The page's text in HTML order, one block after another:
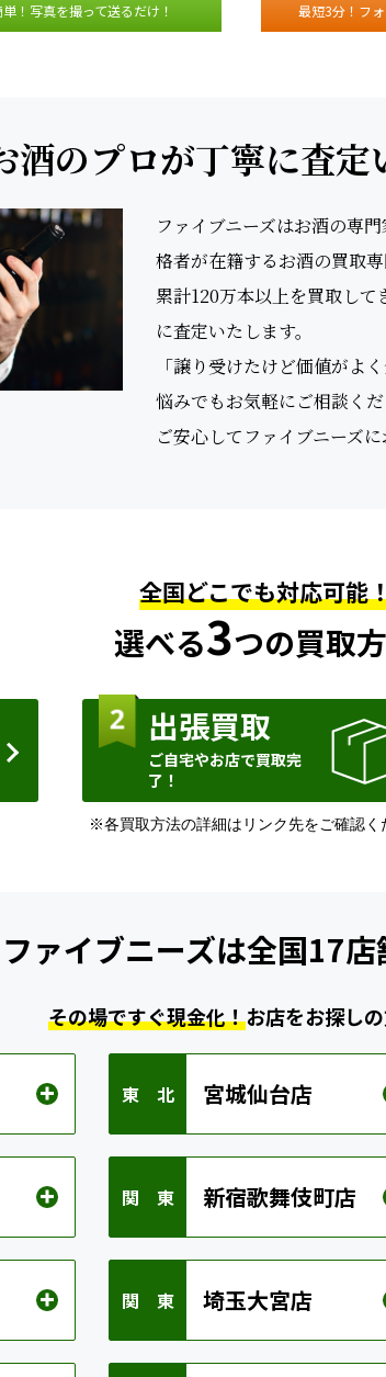
！写真を撮って送るだけ！ 最短3分！フ
酒のプロが丁寧に査定
ファイブニーズはお酒の専
格者が在籍するお酒の買取専
累計120万本以上を買取し
に査定いたします。
「譲り受けたけど価値がよ
悩みでもお気軽にご相談くだ
ご安心してファイブニーズに
全国どこでも対応可能
選べる3つの買取
出張買取
ご自宅やお店で買取完
了！
※各買取方法の詳細はリンク先をご確認く
ファイブニーズは全国17店
その場ですぐ現金化！お店をお探し
東 北 宮城仙台店
関 東 新宿歌舞伎町店
関 東 埼玉大宮店